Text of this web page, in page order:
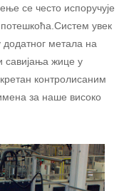
се често испоручује
увек
метала на
савијања жице у
контролисаним
за наше високо